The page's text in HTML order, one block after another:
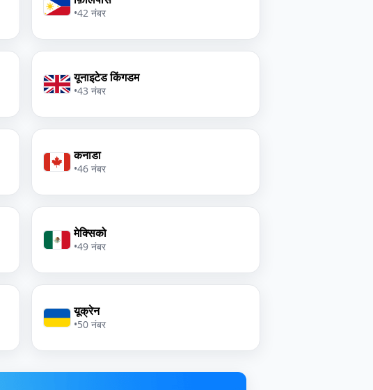
•42 नंबर
यूनाइटेड किंगडम
•43 नंबर
कनाडा
•46 नंबर
मेक्सिको
•49 नंबर
यूक्रेन
•50 नंबर